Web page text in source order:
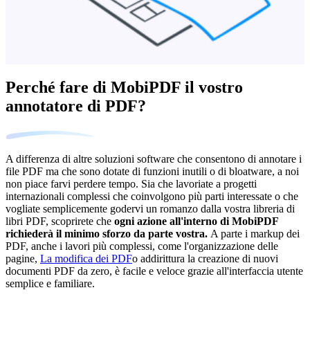
Perché fare di MobiPDF il vostro
annotatore di PDF?
A differenza di altre soluzioni software che consentono di annotare i
file PDF ma che sono dotate di funzioni inutili o di bloatware, a noi
non piace farvi perdere tempo. Sia che lavoriate a progetti
internazionali complessi che coinvolgono più parti interessate o che
vogliate semplicemente godervi un romanzo dalla vostra libreria di
libri PDF, scoprirete che ogni azione all'interno di MobiPDF
richiederà il minimo sforzo da parte vostra. A parte i markup dei
PDF, anche i lavori più complessi, come l'organizzazione delle
pagine, La modifica dei PDFo addirittura la creazione di nuovi
documenti PDF da zero, è facile e veloce grazie all'interfaccia utente
semplice e familiare.